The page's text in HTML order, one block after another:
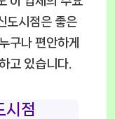
도시점은 좋은
구나 편안하게
고 있습니다.
시점